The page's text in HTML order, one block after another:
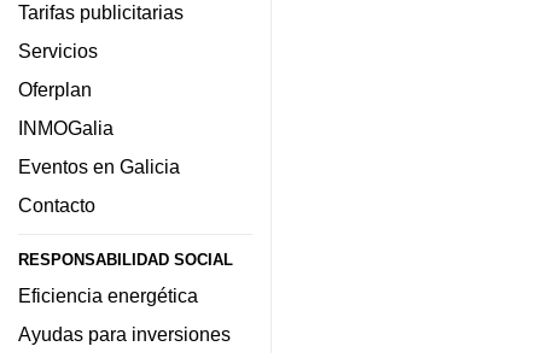
Tarifas publicitarias
Servicios
Oferplan
INMOGalia
Eventos en Galicia
Contacto
RESPONSABILIDAD SOCIAL
Eficiencia energética
Ayudas para inversiones